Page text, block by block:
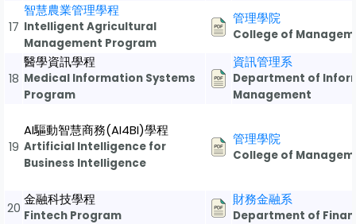
17
智慧農業管理學程
Intelligent Agricultural
Management Program
管理學院
College of
18
醫學資訊學程
Medical Information Systems
Program
資訊管理系
Department of
Management
19
AI驅動智慧商務(AI4BI)學程
Artificial Intelligence for
Business Intelligence
管理學院
College of
20
金融科技學程
Fintech Program
財務金融系
Department of